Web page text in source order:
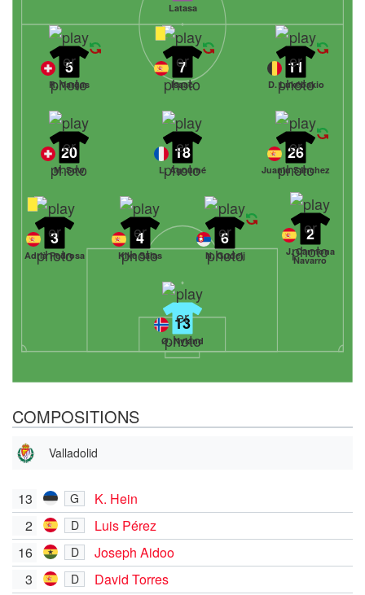
Latasa
13
Ø. Nyland
3
Adrià Pedrosa
4
Kike Salas
6
N. Gudelj
2
J. Carmona
Navarro
20
M. Sow
18
L. Agoumé
26
Juanlu Sánchez
5
R. Vargas
7
Isaac
11
D. Lukébakio
COMPOSITIONS
Valladolid
13 G
K. Hein
2
D
Luis Pérez
16
D
Joseph Aidoo
3
D
David Torres